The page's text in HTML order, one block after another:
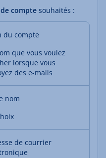
compte souhaités :
du compte
que vous voulez
lorsque vous
des e-mails
nom
de courrier